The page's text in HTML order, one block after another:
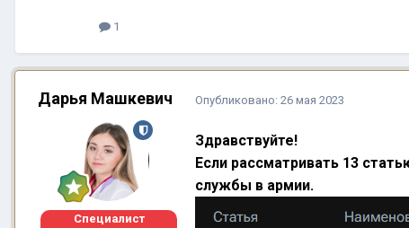
1
Дарья Машкевич
Специалист
Опубликовано: 26 мая 2023
Здравствуйте!
Если рассматривать 13
службы в армии.